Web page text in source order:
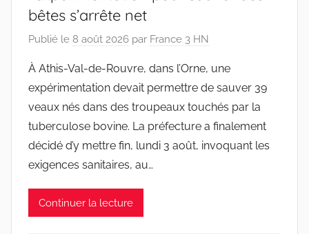
bêtes s’arrête net
Publié le 8 août 2026 par France 3 HN
À Athis-Val-de-Rouvre, dans l’Orne, une
expérimentation devait permettre de sauver 39
veaux nés dans des troupeaux touchés par la
tuberculose bovine. La préfecture a finalement
décidé d’y mettre fin, lundi 3 août, invoquant les
exigences sanitaires, au…
Continuer la lecture